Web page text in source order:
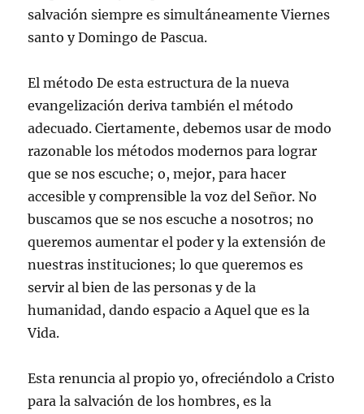
salvación siempre es simultáneamente Viernes
santo y Domingo de Pascua.
El método De esta estructura de la nueva
evangelización deriva también el método
adecuado. Ciertamente, debemos usar de modo
razonable los métodos modernos para lograr
que se nos escuche; o, mejor, para hacer
accesible y comprensible la voz del Señor. No
buscamos que se nos escuche a nosotros; no
queremos aumentar el poder y la extensión de
nuestras instituciones; lo que queremos es
servir al bien de las personas y de la
humanidad, dando espacio a Aquel que es la
Vida.
Esta renuncia al propio yo, ofreciéndolo a Cristo
para la salvación de los hombres, es la